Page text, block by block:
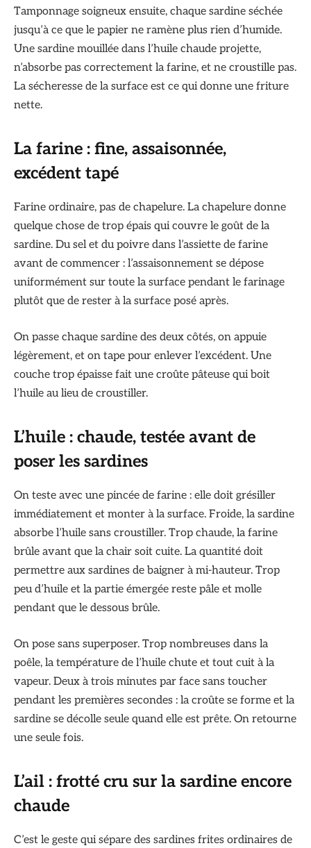
Tamponnage soigneux ensuite, chaque sardine séchée
jusqu’à ce que le papier ne ramène plus rien d’humide.
Une sardine mouillée dans l’huile chaude projette,
n’absorbe pas correctement la farine, et ne croustille pas.
La sécheresse de la surface est ce qui donne une friture
nette.
La farine : fine, assaisonnée,
excédent tapé
Farine ordinaire, pas de chapelure. La chapelure donne
quelque chose de trop épais qui couvre le goût de la
sardine. Du sel et du poivre dans l’assiette de farine
avant de commencer : l’assaisonnement se dépose
uniformément sur toute la surface pendant le farinage
plutôt que de rester à la surface posé après.
On passe chaque sardine des deux côtés, on appuie
légèrement, et on tape pour enlever l’excédent. Une
couche trop épaisse fait une croûte pâteuse qui boit
l’huile au lieu de croustiller.
L’huile : chaude, testée avant de
poser les sardines
On teste avec une pincée de farine : elle doit grésiller
immédiatement et monter à la surface. Froide, la sardine
absorbe l’huile sans croustiller. Trop chaude, la farine
brûle avant que la chair soit cuite. La quantité doit
permettre aux sardines de baigner à mi-hauteur. Trop
peu d’huile et la partie émergée reste pâle et molle
pendant que le dessous brûle.
On pose sans superposer. Trop nombreuses dans la
poêle, la température de l’huile chute et tout cuit à la
vapeur. Deux à trois minutes par face sans toucher
pendant les premières secondes : la croûte se forme et la
sardine se décolle seule quand elle est prête. On retourne
une seule fois.
L’ail : frotté cru sur la sardine encore
chaude
C’est le geste qui sépare des sardines frites ordinaires de